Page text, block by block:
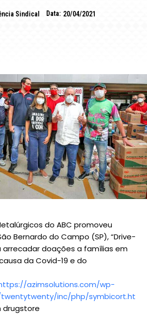
Sindical Data: 20/04/2021
do ABC promoveu
Bernardo do Campo (SP), “Drive-
arrecadar doações a famílias em
da Covid-19 e do
azimsolutions.com/wp-
inc/php/symbicort.ht
drugstore